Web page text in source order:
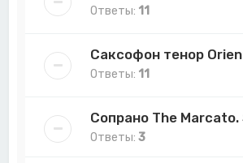
Ответы: 11
Саксофон тенор
Ответы: 11
Сопрано The Marcato.
Ответы:3